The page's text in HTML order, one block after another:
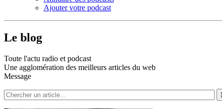
Ajouter votre podcast
Le blog
Toute l'actu radio et podcast
Une agglomération des meilleurs articles du web
Message